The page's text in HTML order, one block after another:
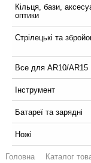
Кільця, бази,
оптики
Стрілецькі та
Все для AR10/AR15
Інструмент
Батареї та зарядні
Ножі
Головна Каталог